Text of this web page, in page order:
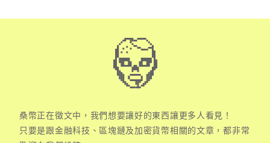
桑幣正在徵文中，我們想要讓好的東西讓更多人看見！
只要是跟金融科技、區塊鏈及加密貨幣相關的文章，都非常